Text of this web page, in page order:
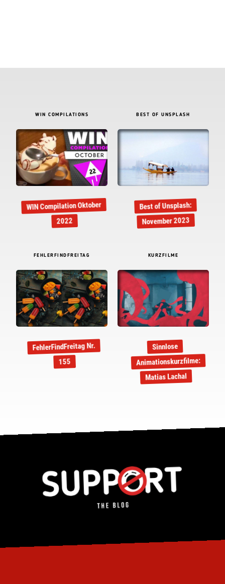
WIN COMPILATIONS
WIN Compilation Oktober
2022
BEST OF UNSPLASH
Best of Unsplash:
November 2023
FEHLERFINDFREITAG
FehlerFindFreitag Nr.
155
KURZFILME
Sinnlose
Animationskurzfilme:
Matias Lachal